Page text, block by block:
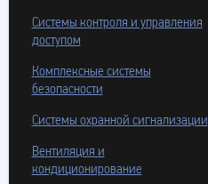
Системы контроля и управления
доступом
Комплексные системы
безопасности
Системы охранной сигнализации
Вентиляция и
кондиционирование